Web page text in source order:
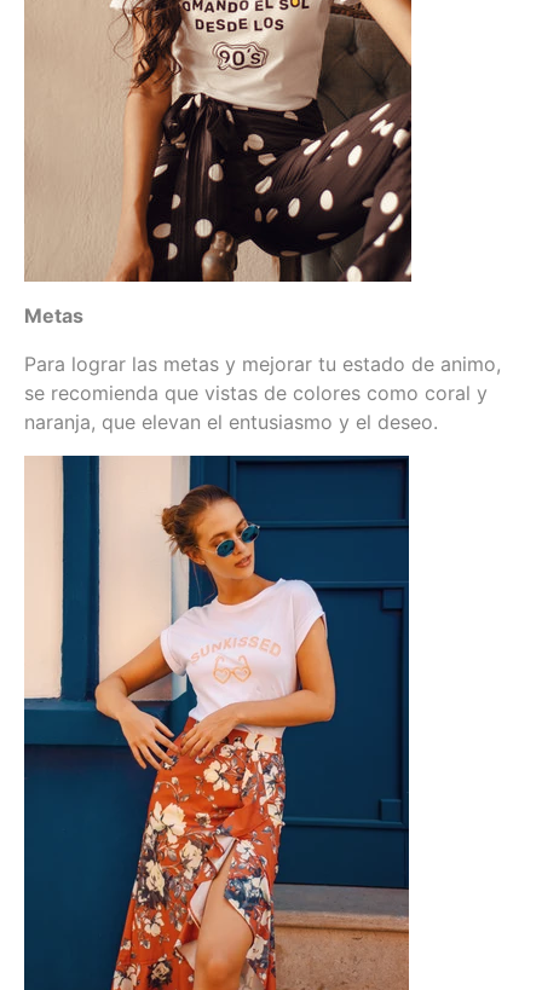
Metas
Para lograr las metas y mejorar tu estado de animo,
se recomienda que vistas de colores como coral y
naranja, que elevan el entusiasmo y el deseo.